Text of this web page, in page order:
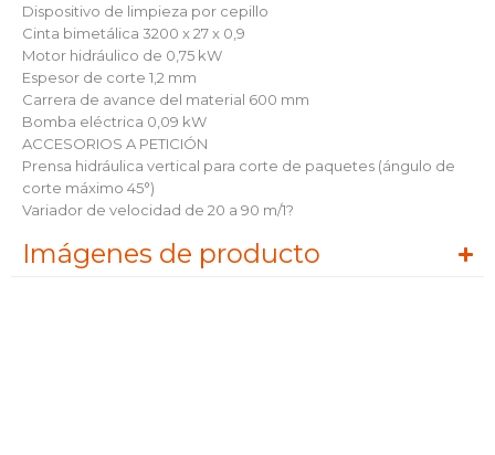
Dispositivo de limpieza por cepillo
Cinta bimetálica 3200 x 27 x 0,9
Motor hidráulico de 0,75 kW
Espesor de corte 1,2 mm
Carrera de avance del material 600 mm
Bomba eléctrica 0,09 kW
ACCESORIOS A PETICIÓN
Prensa hidráulica vertical para corte de paquetes (ángulo de
corte máximo 45°)
Variador de velocidad de 20 a 90 m/1?
Imágenes de producto